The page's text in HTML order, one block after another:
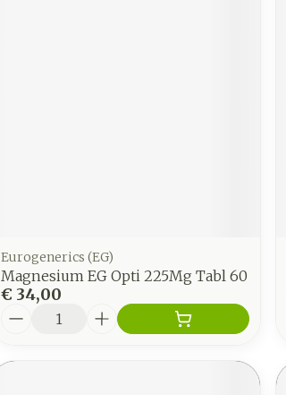
Eurogenerics (EG)
Magnesium EG Opti 225Mg Tabl 60
€ 34,00